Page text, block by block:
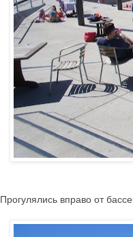
Прогулялись вправо от